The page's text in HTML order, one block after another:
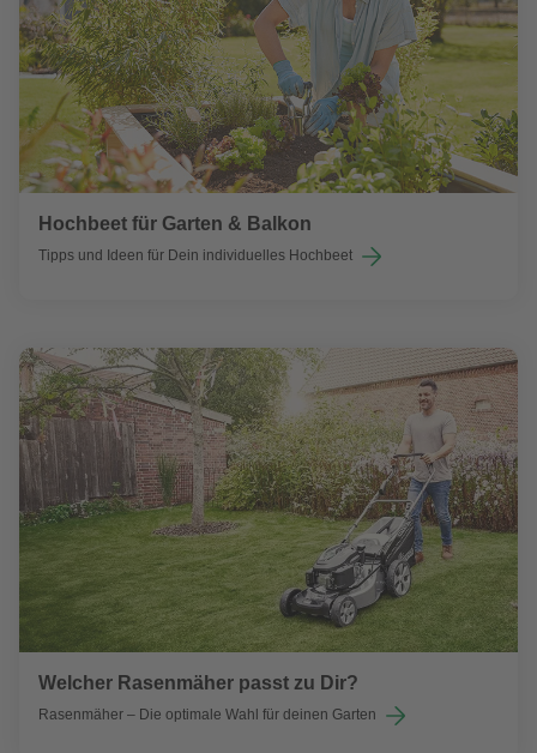
Hochbeet für Garten & Balkon
Tipps und Ideen für Dein individuelles Hochbeet
Welcher Rasenmäher passt zu Dir?
Rasenmäher – Die optimale Wahl für deinen Garten